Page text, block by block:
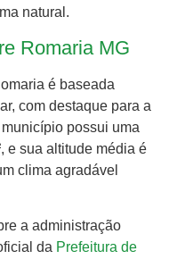
natural.
Romaria MG
é baseada
com destaque para a
possui uma
, e sua altitude média é
clima agradável
a administração
da Prefeitura de